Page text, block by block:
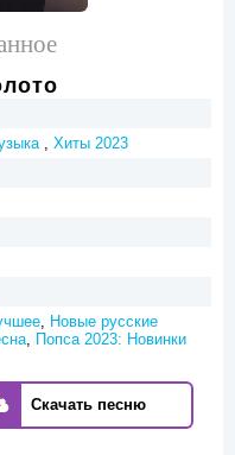
, Хиты 2023
, Новые русские
, Попса 2023: Новинки
Скачать песню